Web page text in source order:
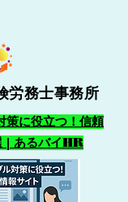
労務士事務所
策に役立つ！信頼
| あるバイHR